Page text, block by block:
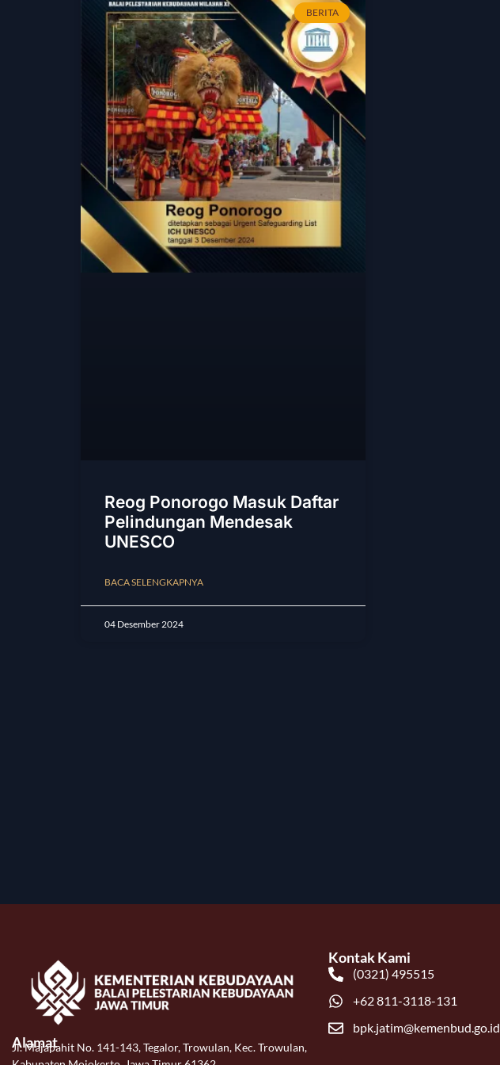
BERITA
Reog Ponorogo Masuk Daftar
Pelindungan Mendesak
UNESCO
BACA SELENGKAPNYA
04 Desember 2024
Alamat
Jl. Majapahit No. 141-143, Tegalor, Trowulan, Kec. Trowulan,
Kontak Kami
(0321) 495515
+62 811-3118-131
bpk.jatim@kemenbud.go.id